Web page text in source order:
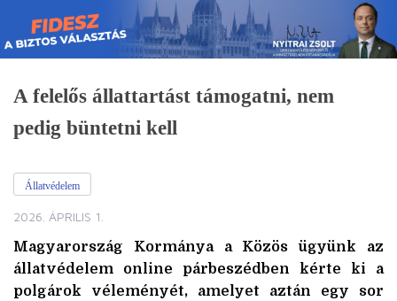
Skip
to
content
A felelős állattartást támogatni, nem
pedig büntetni kell
Állatvédelem
2026. ÁPRILIS 1.
Magyarország Kormánya a Közös ügyünk az
állatvédelem online párbeszédben kérte ki a
polgárok véleményét, amelyet aztán egy sor